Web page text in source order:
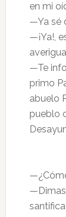
en mi
—Ya sé
—¡Ya!,
—Te
primo
abuelo
pueblo